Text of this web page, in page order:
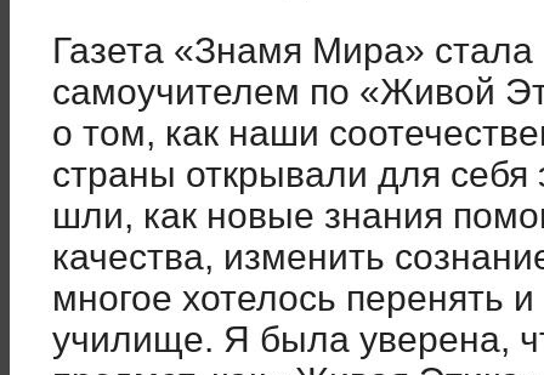
Газета «Знамя Мира»
самоучителем по «Живой
о том, как наши
страны открывали для себя
шли, как новые знания
качества, изменить
многое хотелось перенять
училище. Я была уверена,